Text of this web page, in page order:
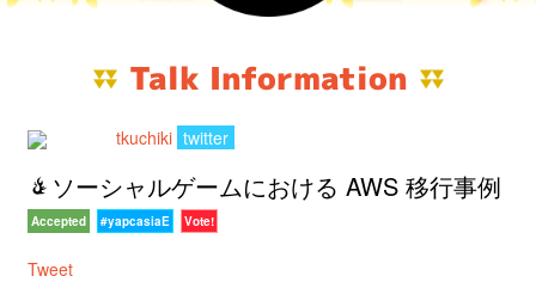
Talk Information
tkuchiki twitter
ソーシャルゲームにおける AWS 移行事例
Accepted #yapcasiaE Vote!
Tweet